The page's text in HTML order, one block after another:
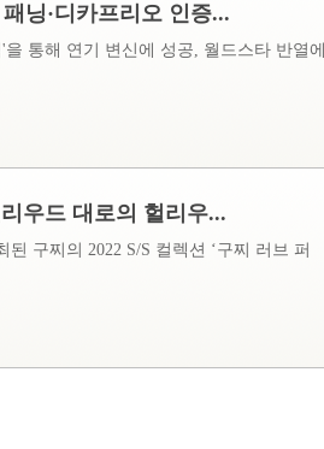
닝·디카프리오 인증...
통해 연기 변신에 성공, 월드스타 반열에
우드 대로의 헐리우...
구찌의 2022 S/S 컬렉션 ‘구찌 러브 퍼